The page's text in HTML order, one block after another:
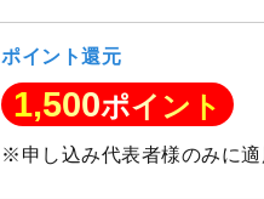
ポイント還元
1,500ポイント
※申し込み代表者様のみに適